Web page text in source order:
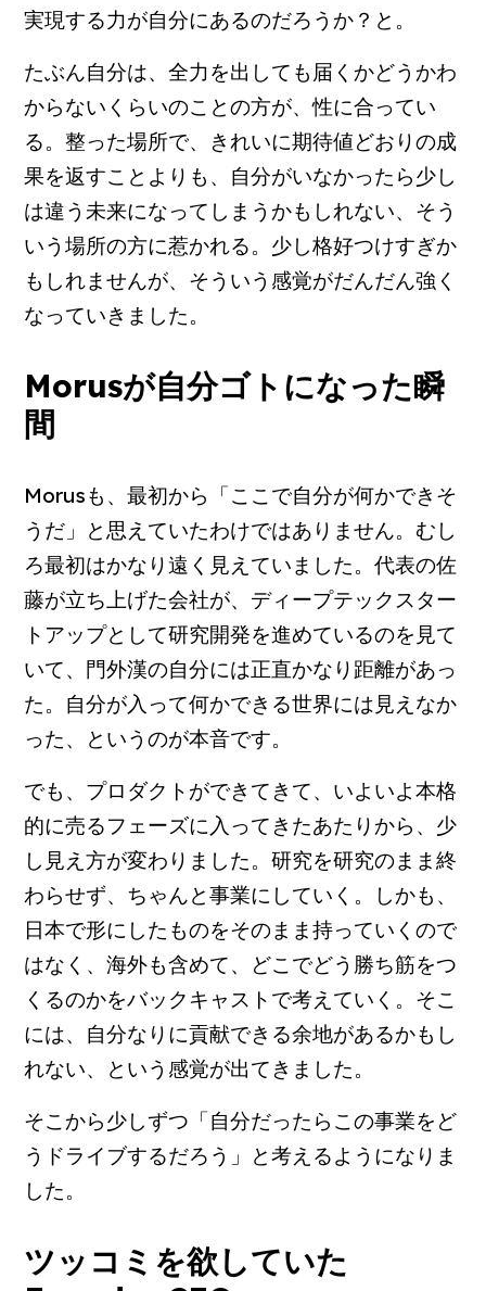
実現する力が自分にあるのだろうか？と。
たぶん自分は、全力を出しても届くかどうかわ
からないくらいのことの方が、性に合ってい
る。整った場所で、きれいに期待値どおりの成
果を返すことよりも、自分がいなかったら少し
は違う未来になってしまうかもしれない、そう
いう場所の方に惹かれる。少し格好つけすぎか
もしれませんが、そういう感覚がだんだん強く
なっていきました。
Morusが自分ゴトになった瞬
間
Morusも、最初から「ここで自分が何かできそ
うだ」と思えていたわけではありません。むし
ろ最初はかなり遠く見えていました。代表の佐
藤が立ち上げた会社が、ディープテックスター
トアップとして研究開発を進めているのを見て
いて、門外漢の自分には正直かなり距離があっ
た。自分が入って何かできる世界には見えなか
った、というのが本音です。
でも、プロダクトができてきて、いよいよ本格
的に売るフェーズに入ってきたあたりから、少
し見え方が変わりました。研究を研究のまま終
わらせず、ちゃんと事業にしていく。しかも、
日本で形にしたものをそのまま持っていくので
はなく、海外も含めて、どこでどう勝ち筋をつ
くるのかをバックキャストで考えていく。そこ
には、自分なりに貢献できる余地があるかもし
れない、という感覚が出てきました。
そこから少しずつ「自分だったらこの事業をど
うドライブするだろう」と考えるようになりま
した。
ツッコミを欲していた